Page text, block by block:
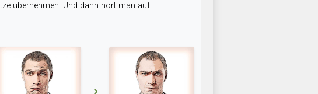
übernehmen. Und dann hört man auf.